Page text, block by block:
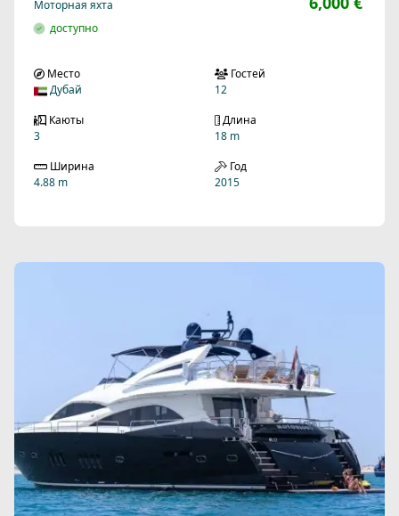
Моторная яхта
доступно
Место
Дубай
Гостей
12
Каюты
3
Длина
18 m
Ширина
4.88 m
Год
2015